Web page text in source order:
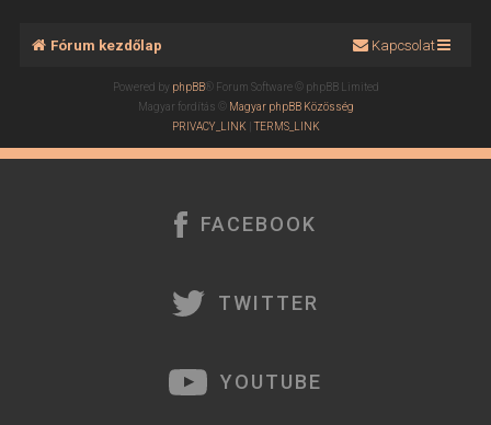
Fórum kezdőlap Kapcsolat
Powered by phpBB® Forum Software © phpBB Limited
Magyar fordítás © Magyar phpBB Közösség
PRIVACY_LINK |TERMS_LINK
FACEBOOK
TWITTER
YOUTUBE